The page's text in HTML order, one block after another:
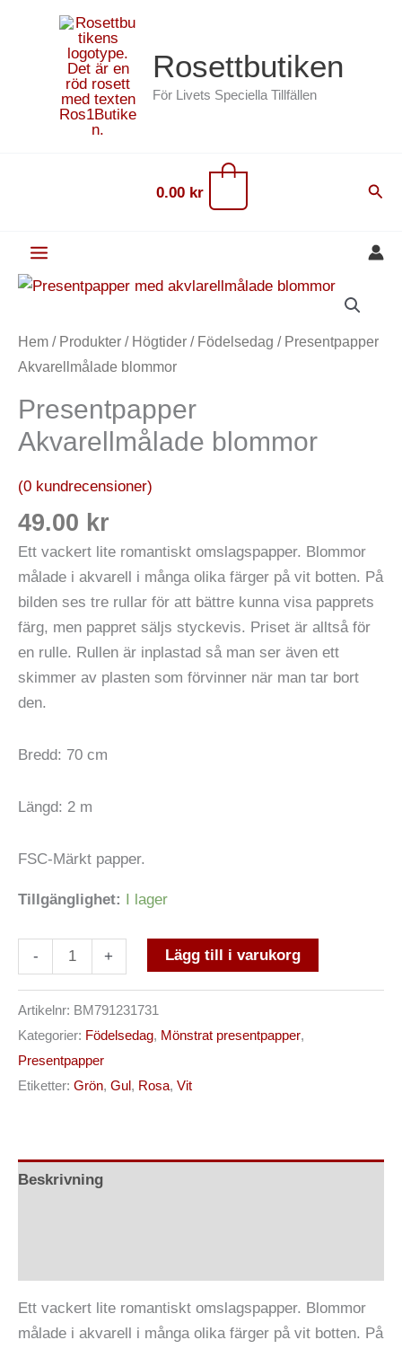
Rosettbutiken
För Livets Speciella Tillfällen
0.00 kr Sök
Hem / Produkter / Högtider / Födelsedag / Presentpapper
Akvarellmålade blommor
Presentpapper
Akvarellmålade blommor
(0 kundrecensioner)
49.00 kr
Ett vackert lite romantiskt omslagspapper. Blommor
målade i akvarell i många olika färger på vit botten. På
bilden ses tre rullar för att bättre kunna visa papprets
färg, men pappret säljs styckevis. Priset är alltså för
en rulle. Rullen är inplastad så man ser även ett
skimmer av plasten som förvinner när man tar bort
den.
Bredd: 70 cm
Längd: 2 m
FSC-Märkt papper.
Tillgänglighet: I lager
-
Presentpapper
blommor
mängd
+ Lägg till i varukorg
Artikelnr: BM791231731
Kategorier: Födelsedag, Mönstrat presentpapper,
Presentpapper
Etiketter: Grön, Gul, Rosa, Vit
Beskrivning
Ett vackert lite romantiskt omslagspapper. Blommor
målade i akvarell i många olika färger på vit botten. På